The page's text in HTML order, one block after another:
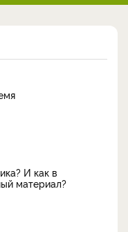
И как в
материал?